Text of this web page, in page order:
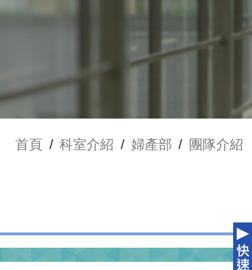
首頁 / 科室介紹 / 婦產部 / 團隊介紹